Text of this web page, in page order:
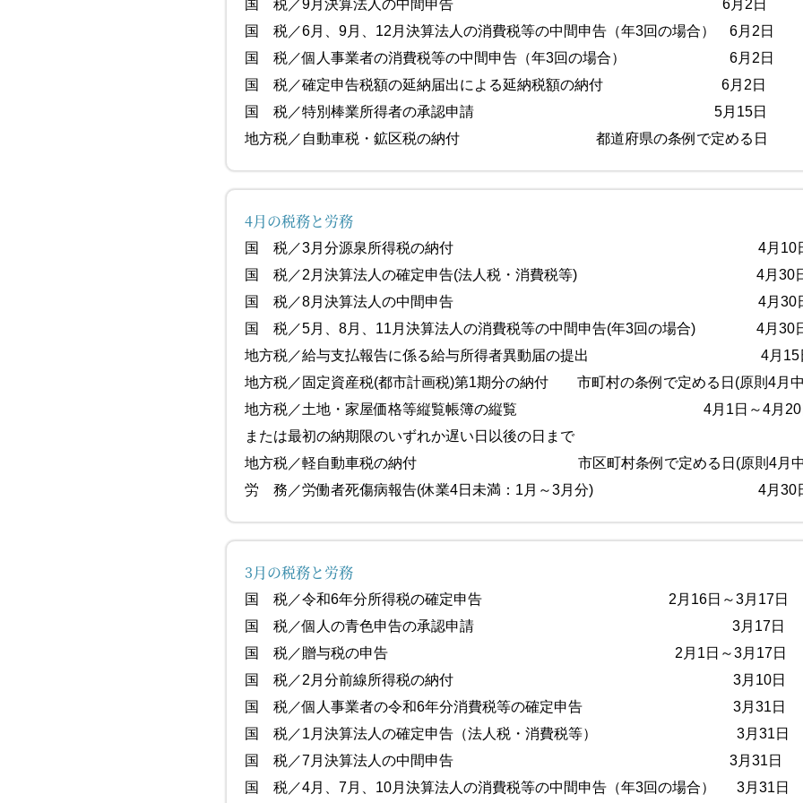
国 税／9月決算法人の中間申告 6月2日
国 税／6月、9月、12月決算法人の消費税等の中間申告（年3回の場合） 6月2日
国 税／個人事業者の消費税等の中間申告（年3回の場合） 6月2日
国 税／確定申告税額の延納届出による延納税額の納付 6月2日
国 税／特別棒業所得者の承認申請 5月15日
地方税／自動車税・鉱区税の納付 都道府県の条例で定める日
4月の税務と労務
国 税／3月分源泉所得税の納付 4月10
国 税／2月決算法人の確定申告(法人税・消費税等) 4月30
国 税／8月決算法人の中間申告 4月30
国 税／5月、8月、11月決算法人の消費税等の中間申告(年3回の場合) 4月30
地方税／給与支払報告に係る給与所得者異動届の提出 4月15
地方税／固定資産税(都市計画税)第1期分の納付 市町村の条例で定める日(原則4月
地方税／土地・家屋価格等縦覧帳簿の縦覧 4月1日～4月20
または最初の納期限のいずれか遅い日以後の日まで
地方税／軽自動車税の納付 市区町村条例で定める日(原則4月
労 務／労働者死傷病報告(休業4日未満：1月～3月分) 4月30
3月の税務と労務
国 税／令和6年分所得税の確定申告 2月16日～3月17日
国 税／個人の青色申告の承認申請 3月17日
国 税／贈与税の申告 2月1日～3月17日
国 税／2月分前線所得税の納付 3月10日
国 税／個人事業者の令和6年分消費税等の確定申告 3月31日
国 税／1月決算法人の確定申告（法人税・消費税等） 3月31日
国 税／7月決算法人の中間申告 3月31日
国 税／4月、7月、10月決算法人の消費税等の中間申告（年3回の場合） 3月31日